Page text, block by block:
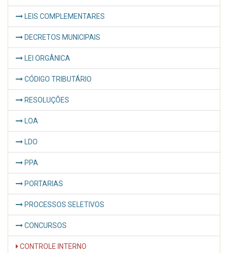
LEIS COMPLEMENTARES
DECRETOS MUNICIPAIS
LEI ORGÂNICA
CÓDIGO TRIBUTÁRIO
RESOLUÇÕES
LOA
LDO
PPA
PORTARIAS
PROCESSOS SELETIVOS
CONCURSOS
CONTROLE INTERNO